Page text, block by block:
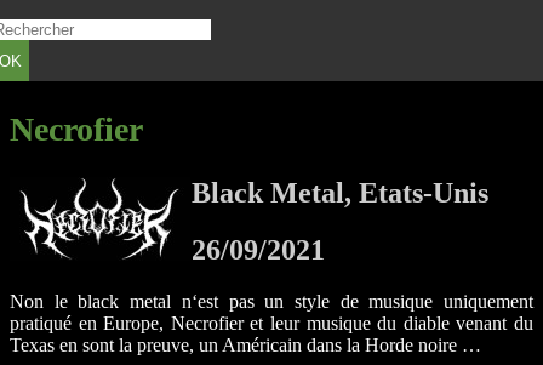
OK
Necrofier
Black Metal, Etats-Unis
26/09/2021
Non le black metal n‘est pas un style de musique uniquement
pratiqué en Europe, Necrofier et leur musique du diable venant du
Texas en sont la preuve, un Américain dans la Horde noire …